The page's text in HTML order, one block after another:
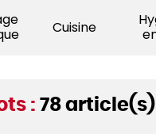
Cuisine
: 78 article(s)